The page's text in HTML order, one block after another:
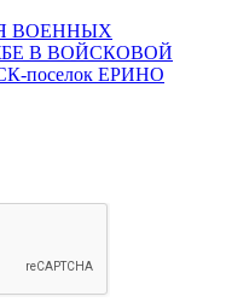
ВОЕННЫХ
В ВОЙСКОВОЙ
поселок ЕРИНО